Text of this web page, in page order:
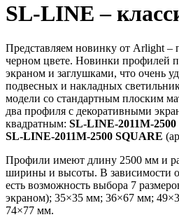
SL-LINE –
Представляем новинку от Arlight –
черном цвете. Новинки профилей
экраном и заглушками, что очень
подвесных и накладных
модели со стандартным плоским
два профиля с декоративными
квадратным: SL-LINE-2011M-
SL-LINE-2011M-2500 SQUARE
Профили имеют длину 2500 мм и
ширины и высоты. В зависимости
есть возможность выбора 7
экраном); 35×35 мм; 36×67 мм;
74×77 мм.